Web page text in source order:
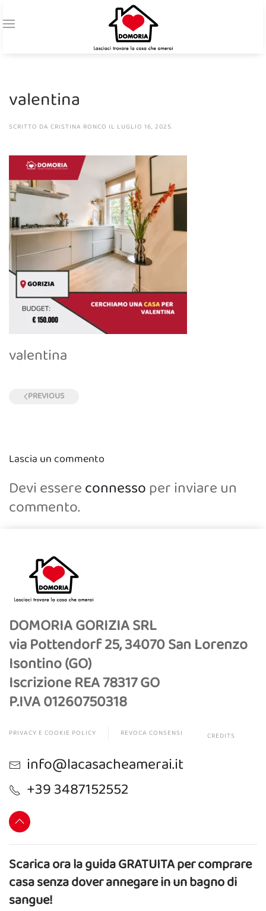
valentina
SCRITTO DA CRISTINA RONCO IL LUGLIO 16, 2025.
valentina
PREVIOUS
Lascia un commento
Devi essereconnessoper inviare un
commento.
DOMORIA GORIZIA SRL
via Pottendorf 25, 34070 San Lorenzo
Isontino (GO)
Iscrizione REA 78317 GO
P.IVA 01260750318
PRIVACY E COOKIE POLICY REVOCA CONSENSI CREDITS
info@lacasacheamerai.it
+39 3487152552
Scarica ora la guida GRATUITA per comprare
casa senza dover annegare in un bagno di
sangue!